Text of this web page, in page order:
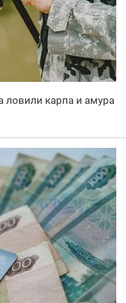
ловили карпа и амура